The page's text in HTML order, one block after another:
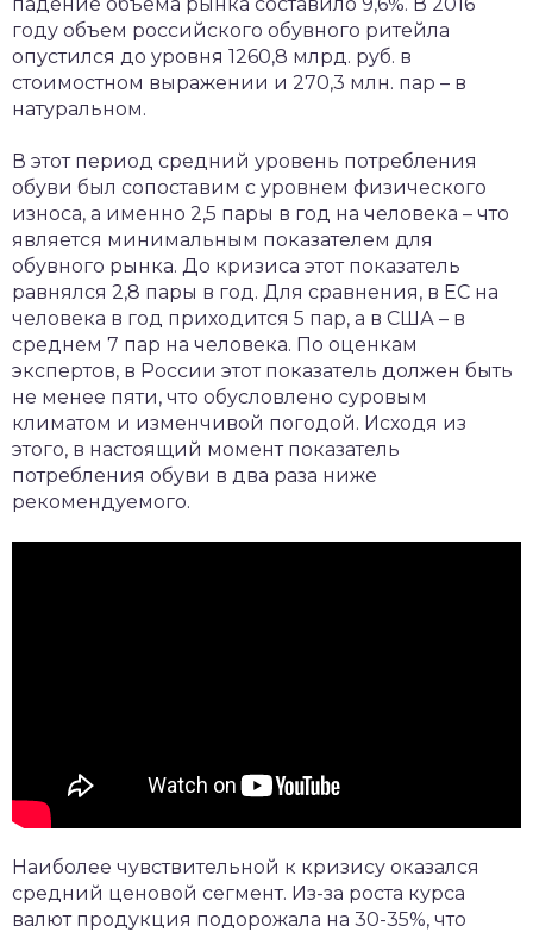
году объем российского обувного ритейла
опустился до уровня 1260,8 млрд. руб. в
стоимостном выражении и 270,3 млн. пар – в
натуральном.
В этот период средний уровень потребления
обуви был сопоставим с уровнем физического
износа, а именно 2,5 пары в год на человека – что
является минимальным показателем для
обувного рынка. До кризиса этот показатель
равнялся 2,8 пары в год. Для сравнения, в ЕС на
человека в год приходится 5 пар, а в США – в
среднем 7 пар на человека. По оценкам
экспертов, в России этот показатель должен быть
не менее пяти, что обусловлено суровым
климатом и изменчивой погодой. Исходя из
этого, в настоящий момент показатель
потребления обуви в два раза ниже
рекомендуемого.
Наиболее чувствительной к кризису оказался
средний ценовой сегмент. Из-за роста курса
валют продукция подорожала на 30-35%, что